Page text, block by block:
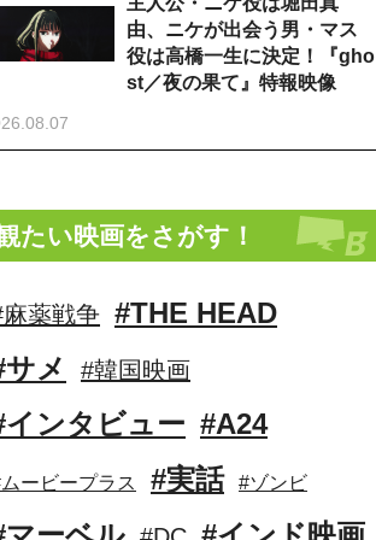
由、ニケが出会う男・マス
役は高橋一生に決定！『gho
st／夜の果て』特報映像
たい映画をさがす！
薬戦争 #THE HEAD
サメ
#韓国映画
インタビュー #A24
ービープラス #実話 #ゾンビ